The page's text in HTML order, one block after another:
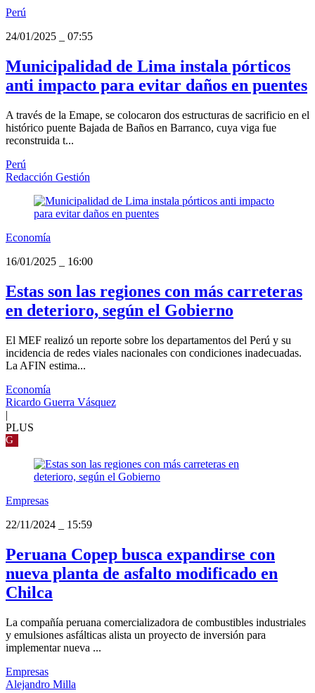
Perú
24/01/2025
07:55
Municipalidad de Lima instala pórticos
anti impacto para evitar daños en puentes
A través de la Emape, se colocaron dos estructuras de sacrificio en el
histórico puente Bajada de Baños en Barranco, cuya viga fue
reconstruida t...
Perú
Redacción Gestión
Economía
16/01/2025
16:00
Estas son las regiones con más carreteras
en deterioro, según el Gobierno
El MEF realizó un reporte sobre los departamentos del Perú y su
incidencia de redes viales nacionales con condiciones inadecuadas.
La AFIN estima...
Economía
Ricardo Guerra Vásquez
|
PLUS
G
Empresas
22/11/2024
15:59
Peruana Copep busca expandirse con
nueva planta de asfalto modificado en
Chilca
La compañía peruana comercializadora de combustibles industriales
y emulsiones asfálticas alista un proyecto de inversión para
implementar nueva ...
Empresas
Alejandro Milla